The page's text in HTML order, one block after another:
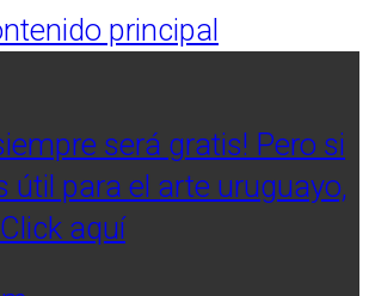
principal
será gratis! Pero si
útil para el arte uruguayo,
aquí